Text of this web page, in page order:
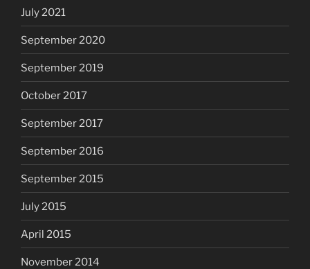
July 2021
September 2020
September 2019
October 2017
September 2017
September 2016
September 2015
July 2015
April 2015
November 2014